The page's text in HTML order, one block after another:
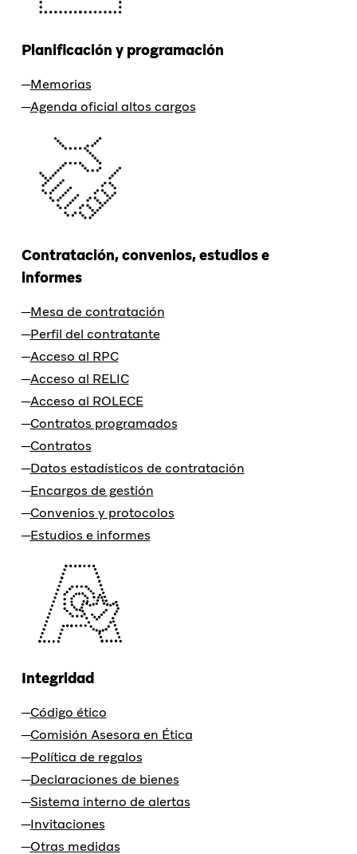
Planificación y programación
Memorias
Agenda oficial altos cargos
Contratación, convenios, estudios e
informes
Mesa de contratación
Perfil del contratante
Acceso al RPC
Acceso al RELIC
Acceso al ROLECE
Contratos programados
Contratos
Datos estadísticos de contratación
Encargos de gestión
Convenios y protocolos
Estudios e informes
Integridad
Código ético
Comisión Asesora en Ética
Política de regalos
Declaraciones de bienes
Sistema interno de alertas
Invitaciones
Otras medidas